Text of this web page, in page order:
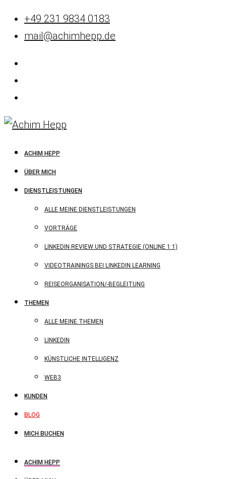
+49 231 9834 0183
mail@achimhepp.de
ACHIM HEPP
ÜBER MICH
DIENSTLEISTUNGEN
ALLE MEINE DIENSTLEISTUNGEN
VORTRÄGE
LINKEDIN REVIEW UND STRATEGIE (ONLINE 1:1)
VIDEOTRAININGS BEI LINKEDIN LEARNING
REISEORGANISATION/-BEGLEITUNG
THEMEN
ALLE MEINE THEMEN
LINKEDIN
KÜNSTLICHE INTELLIGENZ
WEB3
KUNDEN
BLOG
MICH BUCHEN
ACHIM HEPP